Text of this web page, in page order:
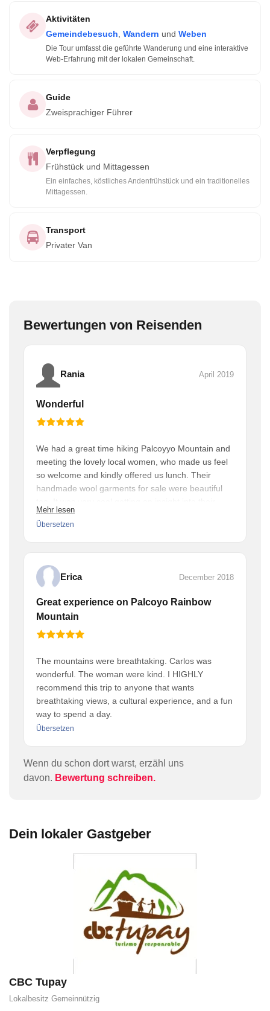
Aktivitäten
Gemeindebesuch Wandern und Weben
Die Tour umfasst die geführte Wanderung und eine interaktive
Web-Erfahrung mit der lokalen Gemeinschaft.
Guide
Zweisprachiger Führer
Verpflegung
Frühstück und Mittagessen
Ein einfaches, köstliches Andenfrühstück und ein traditionelles
Mittagessen.
Transport
Privater Van
Bewertungen von Reisenden
Rania April 2019
Wonderful
We had a great time hiking Palcoyyo Mountain and
meeting the lovely local women, who made us feel
so welcome and kindly offered us lunch. Their
handmade wool garments for sale were beautiful
lives. Wish we could have seen them weaving, but
perhaps next time. Big thanks to our guide Carlos
Mehr lesen
Übersetzen
Erica December 2018
Great experience on Palcoyo Rainbow
Mountain
The mountains were breathtaking. Carlos was
wonderful. The woman were kind. I HIGHLY
recommend this trip to anyone that wants
breathtaking views, a cultural experience, and a fun
way to spend a day.
Übersetzen
Wenn du schon dort warst, erzähl uns
davon. Bewertung schreiben.
Dein lokaler Gastgeber
CBC Tupay
Lokalbesitz Gemeinnützig